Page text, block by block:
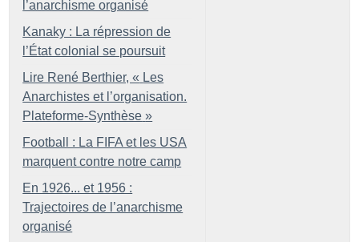
l’anarchisme organisé
Kanaky : La répression de
l’État colonial se poursuit
Lire René Berthier, « Les
Anarchistes et l’organisation.
Plateforme-Synthèse »
Football : La FIFA et les USA
marquent contre notre camp
En 1926... et 1956 :
Trajectoires de l’anarchisme
organisé